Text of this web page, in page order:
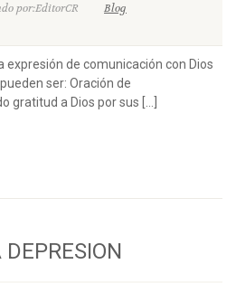
por:EditorCR
Blog
expresión de comunicación con Dios
ser: Oración de
gratitud a Dios por sus […]